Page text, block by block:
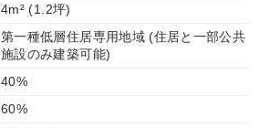
4m² (1.2坪)
第一種低層住居専用地域 (住居と一部公共
施設のみ建築可能)
40%
60%